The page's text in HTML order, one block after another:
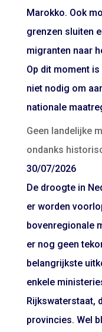
Marokko. Ook
grenzen sluiten
migranten naar
Op dit moment
niet nodig om
nationale
Geen landelijke
ondanks
30/07/2026
De droogte in
er worden
bovenregionale
er nog geen
belangrijkste
enkele
Rijkswaterstaat,
provincies. Wel